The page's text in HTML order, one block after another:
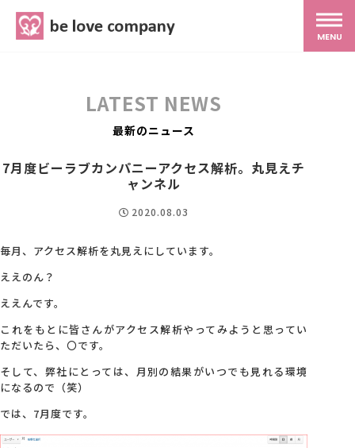
MENU
スタッフ紹介
最新ブログ
会社概要
アクセス
LATEST NEWS
最新のニュース
7月度ビーラブカンパニーアクセス解析。丸見えチ
ャンネル
2020.08.03
毎月、アクセス解析を丸見えにしています。
ええのん？
ええんです。
これをもとに皆さんがアクセス解析やってみようと思ってい
ただいたら、〇です。
そして、弊社にとっては、月別の結果がいつでも見れる環境
になるので（笑）
では、7月度です。